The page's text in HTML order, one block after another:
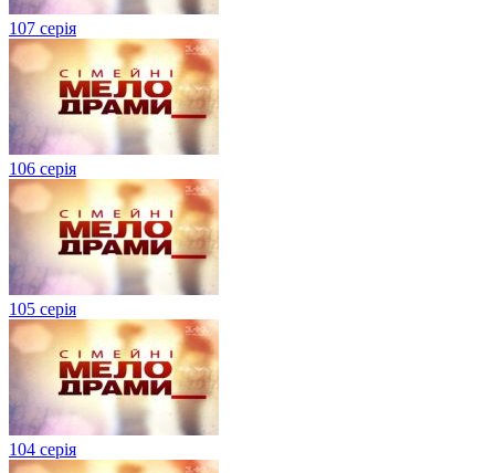
107 серія
106 серія
105 серія
104 серія